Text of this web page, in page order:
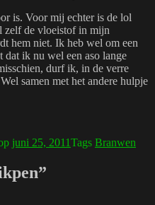
is. Voor mij echter is de lol
de vloeistof in mijn
hem niet. Ik heb wel om een
ik nu wel een aso lange
durf ik, in de verre
samen met het andere hulpje
juni 25, 2011Tags Branwen